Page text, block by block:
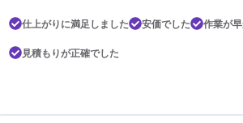
仕上がりに満足しました 安価でした 作業が
見積もりが正確でした